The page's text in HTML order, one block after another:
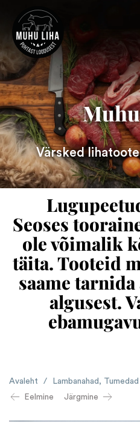
Värsked
Seoses
ole võimalik
täita. Tooteid
saame
algusest.
Avaleht / Lambanahad , Tumedad
Eelmine
Järgmine